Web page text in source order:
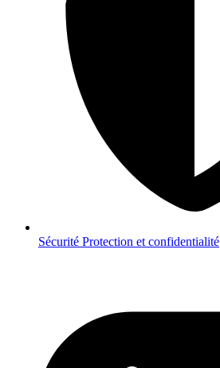
Sécurité Protection et confidentialité